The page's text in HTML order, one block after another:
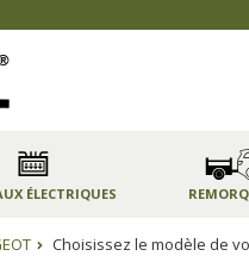
ÉLECTRIQUES
Choisissez le modèle de